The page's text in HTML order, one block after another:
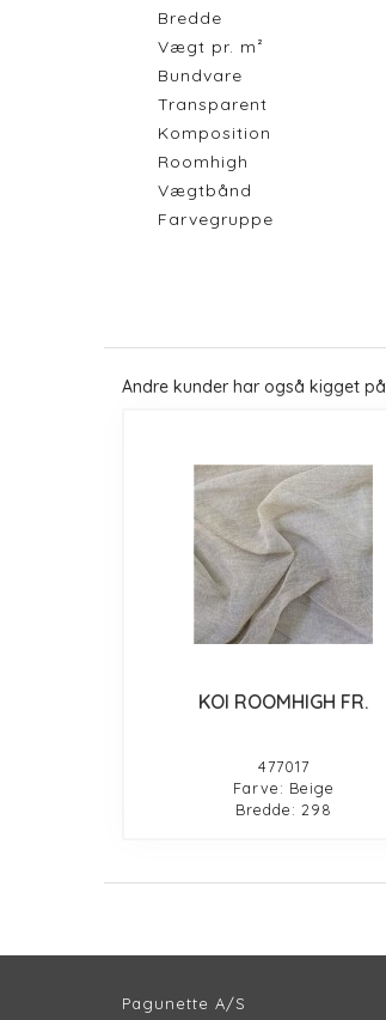
Bredde
Vægt pr. m²
Bundvare
Transparent
Komposition
Roomhigh
Vægtbånd
Farvegruppe
Andre kunder har også kigget på
KOI ROOMHIGH FR.
477017
Farve: Beige
Bredde: 298
Pagunette A/S